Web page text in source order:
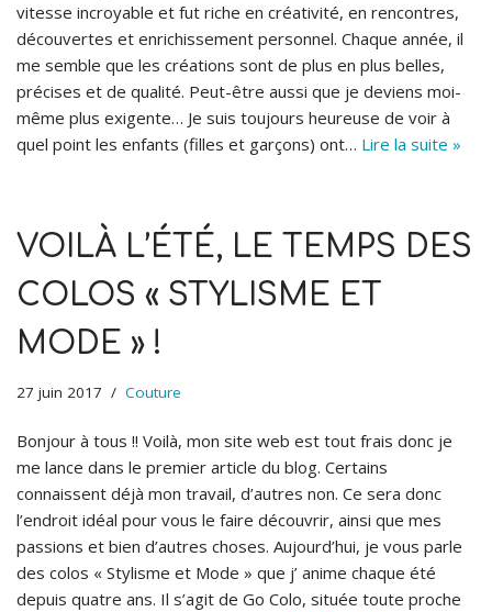
vitesse incroyable et fut riche en créativité, en rencontres,
découvertes et enrichissement personnel. Chaque année, il
me semble que les créations sont de plus en plus belles,
précises et de qualité. Peut-être aussi que je deviens moi-
même plus exigente… Je suis toujours heureuse de voir à
quel point les enfants (filles et garçons) ont… Lire la suite »
VOILÀ L’ÉTÉ, LE TEMPS DES
COLOS « STYLISME ET
MODE » !
27 juin 2017 Couture
Bonjour à tous !! Voilà, mon site web est tout frais donc je
me lance dans le premier article du blog. Certains
connaissent déjà mon travail, d’autres non. Ce sera donc
l’endroit idéal pour vous le faire découvrir, ainsi que mes
passions et bien d’autres choses. Aujourd’hui, je vous parle
des colos « Stylisme et Mode » que j’ anime chaque été
depuis quatre ans. Il s’agit de Go Colo, située toute proche